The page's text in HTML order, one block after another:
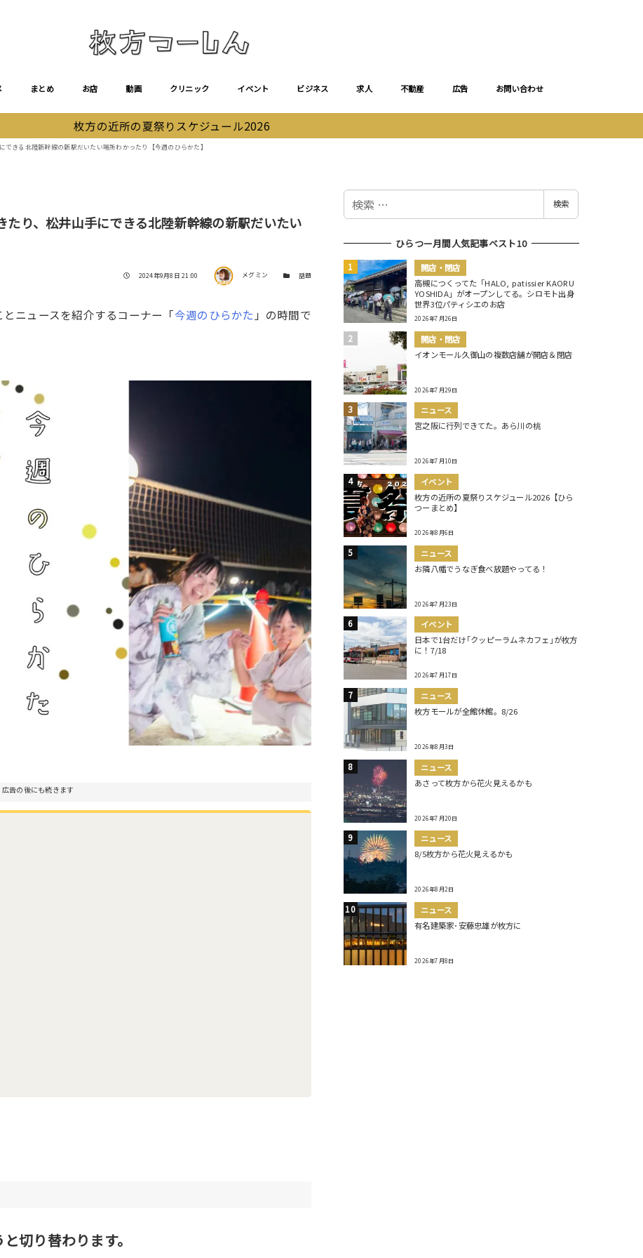
まとめ お店 動画 クリニック イベント ビジネス 求人 不動産 広告 お問い合わせ
枚方の近所の夏祭りスケジュール2026
きる北陸新幹線の新駅だいたい場所わかったり【今週のひらかた】
り、松井山手にできる北陸新幹線の新駅だいたい
投稿日
2024年9月8日 21:00 著者 メグミン カテゴリー
話題
ニュースを紹介するコーナー「今週のひらかた 」の時間で
広告の後にも続きます
切り替わります。
検
検索
ひらつー月間人気記事ベスト10
開店・閉店
高槻につくってた「HALO, patissier KAORU
YOSHIDA」がオープンしてる。シロモト出身
世界3位パティシエのお店
2026年7月26日
開店・閉店
イオンモール久御山の複数店舗が開店＆閉店
2026年7月29日
ニュース
宮之阪に行列できてた。あら川の桃
2026年7月10日
イベント
枚方の近所の夏祭りスケジュール2026【ひら
つーまとめ】
2026年8月6日
ニュース
お隣八幡でうなぎ食べ放題やってる！
2026年7月23日
イベント
日本で1台だけ｢クッピーラムネカフェ｣が枚方
に！7/18
2026年7月17日
ニュース
枚方モールが全館休館。8/26
2026年8月3日
ニュース
あさって枚方から花火見えるかも
2026年7月20日
ニュース
8/5枚方から花火見えるかも
2026年8月2日
ニュース
有名建築家･安藤忠雄が枚方に
2026年7月8日